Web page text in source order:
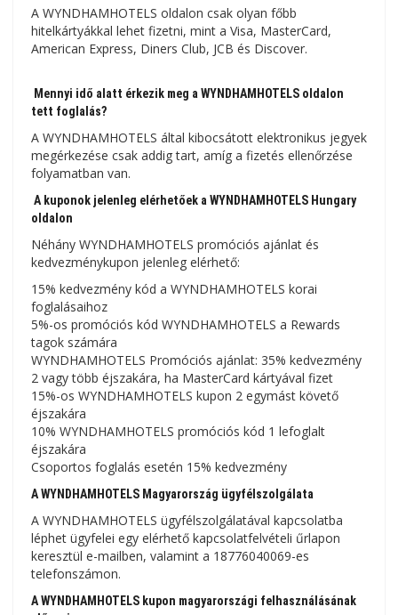
A WYNDHAMHOTELS oldalon csak olyan főbb
hitelkártyákkal lehet fizetni, mint a Visa, MasterCard,
American Express, Diners Club, JCB és Discover.
Mennyi idő alatt érkezik meg a WYNDHAMHOTELS oldalon
tett foglalás?
A WYNDHAMHOTELS által kibocsátott elektronikus jegyek
megérkezése csak addig tart, amíg a fizetés ellenőrzése
folyamatban van.
A kuponok jelenleg elérhetőek a WYNDHAMHOTELS Hungary
oldalon
Néhány WYNDHAMHOTELS promóciós ajánlat és
kedvezménykupon jelenleg elérhető:
15% kedvezmény kód a WYNDHAMHOTELS korai
foglalásaihoz
5%-os promóciós kód WYNDHAMHOTELS a Rewards
tagok számára
WYNDHAMHOTELS Promóciós ajánlat: 35% kedvezmény
2 vagy több éjszakára, ha MasterCard kártyával fizet
15%-os WYNDHAMHOTELS kupon 2 egymást követő
éjszakára
10% WYNDHAMHOTELS promóciós kód 1 lefoglalt
éjszakára
Csoportos foglalás esetén 15% kedvezmény
A WYNDHAMHOTELS Magyarország ügyfélszolgálata
A WYNDHAMHOTELS ügyfélszolgálatával kapcsolatba
léphet ügyfelei egy elérhető kapcsolatfelvételi űrlapon
keresztül e-mailben, valamint a 18776040069-es
telefonszámon.
A WYNDHAMHOTELS kupon magyarországi felhasználásának